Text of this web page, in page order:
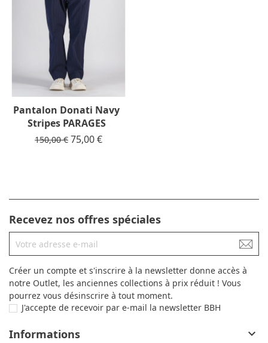
Pantalon Donati Navy
Stripes PARAGES
Prix de base
150,00 € Prix
75,00 €
Recevez nos offres spéciales
Créer un compte et s'inscrire à la newsletter donne accès à
notre Outlet, les anciennes collections à prix réduit ! Vous
pourrez vous désinscrire à tout moment.
J'accepte de recevoir par e-mail la newsletter BBH
Informations 